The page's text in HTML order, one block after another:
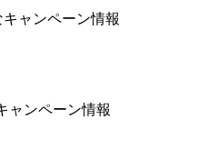
ャンペーン情報
ャンペーン情報